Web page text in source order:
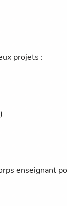
projets :
enseignant